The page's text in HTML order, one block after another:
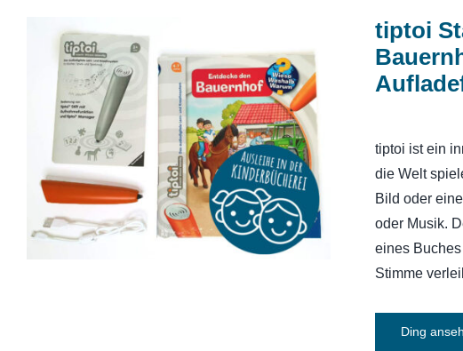
tiptoi Starter-Set (Stift und
Bauernhof-Buch) ohne
Aufladefunktion
tiptoi
tiptoi ist ein
die Welt
Bild oder
oder Musik.
eines
Stimme
Ding